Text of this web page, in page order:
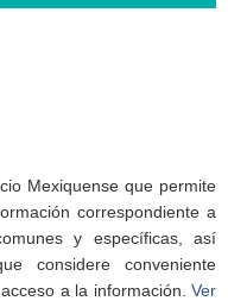
Mexiquense que permite
correspondiente a
y específicas, así
considere conveniente
a la información. Ver